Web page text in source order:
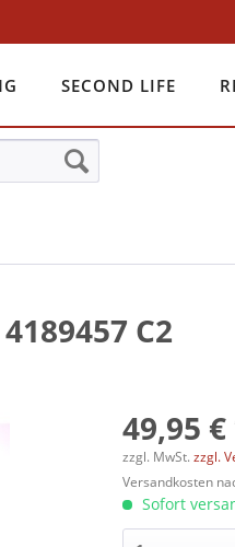
SECOND LIFE
C2
49,95
zzgl. MwSt. zzgl.
Versandkosten
Sofort